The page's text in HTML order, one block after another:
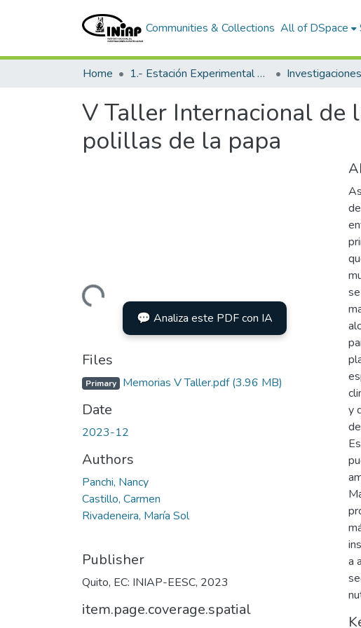
Communities & Collections All of DSpace
Home 1.- Estación Experimental Santa Catalina
V Taller Internacional de
polillas de la papa
Loading...
💬 Analiza este PDF con IA
Files
Primary Memorias V Taller.pdf(3.96 MB)
Date
2023-12
Authors
Panchi, Nancy
Castillo, Carmen
Rivadeneira, María Sol
Publisher
Quito, EC: INIAP-EESC, 2023
item.page.coverage.spatial
y
a